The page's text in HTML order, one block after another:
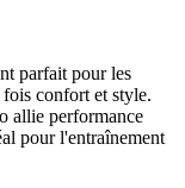
parfait pour les
confort et style.
allie performance
pour l'entraînement